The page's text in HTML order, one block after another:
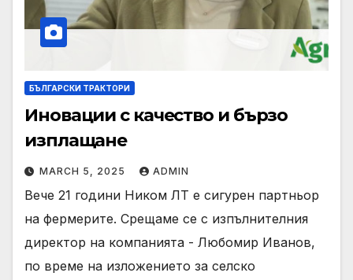
БЪЛГАРСКИ ТРАКТОРИ
Иновации с качество и бързо
изплащане
MARCH 5, 2025 ADMIN
Вече 21 години Ником ЛТ е сигурен партньор
на фермерите. Срещаме се с изпълнителния
директор на компанията - Любомир Иванов,
по време на изложението за селско